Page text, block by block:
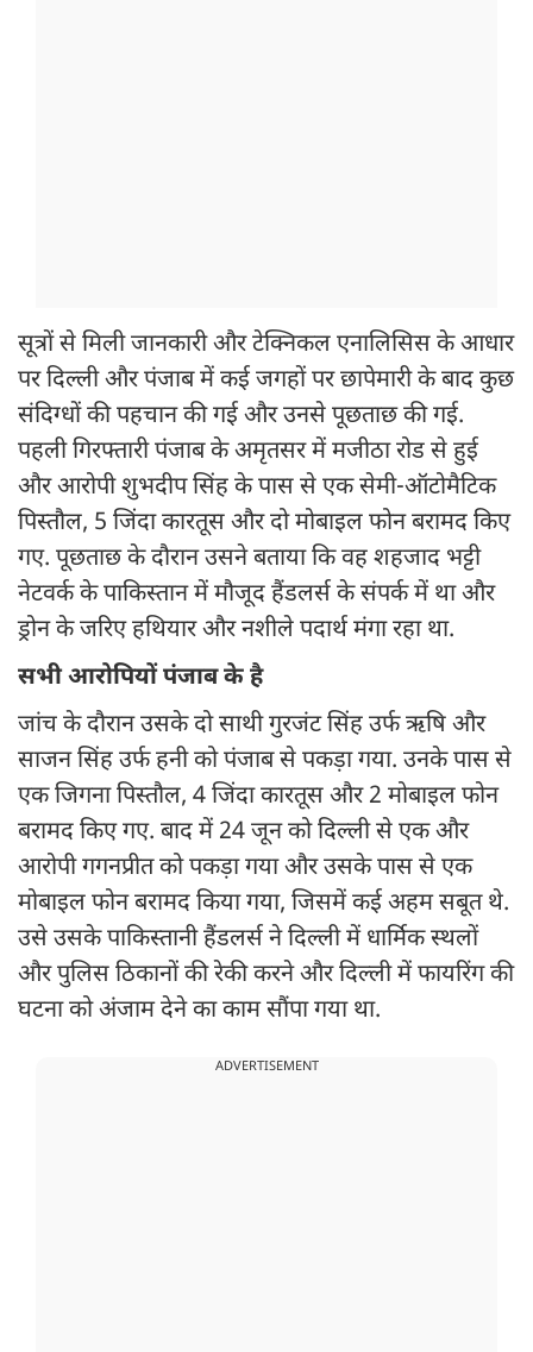
सूत्रों से मिली जानकारी और टेक्निकल एनालिसिस के आधार
पर दिल्ली और पंजाब में कई जगहों पर छापेमारी के बाद कुछ
संदिग्धों की पहचान की गई और उनसे पूछताछ की गई.
पहली गिरफ्तारी पंजाब के अमृतसर में मजीठा रोड से हुई
और आरोपी शुभदीप सिंह के पास से एक सेमी-ऑटोमैटिक
पिस्तौल, 5 जिंदा कारतूस और दो मोबाइल फोन बरामद किए
गए. पूछताछ के दौरान उसने बताया कि वह शहजाद भट्टी
नेटवर्क के पाकिस्तान में मौजूद हैंडलर्स के संपर्क में था और
ड्रोन के जरिए हथियार और नशीले पदार्थ मंगा रहा था.
सभी आरोपियों पंजाब के है
जांच के दौरान उसके दो साथी गुरजंट सिंह उर्फ ​​ऋषि और
साजन सिंह उर्फ ​​हनी को पंजाब से पकड़ा गया. उनके पास से
एक जिगना पिस्तौल, 4 जिंदा कारतूस और 2 मोबाइल फोन
बरामद किए गए. बाद में 24 जून को दिल्ली से एक और
आरोपी गगनप्रीत को पकड़ा गया और उसके पास से एक
मोबाइल फोन बरामद किया गया, जिसमें कई अहम सबूत थे.
उसे उसके पाकिस्तानी हैंडलर्स ने दिल्ली में धार्मिक स्थलों
और पुलिस ठिकानों की रेकी करने और दिल्ली में फायरिंग की
घटना को अंजाम देने का काम सौंपा गया था.
ADVERTISEMENT